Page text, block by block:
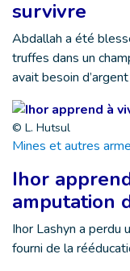
survivre
Abdallah a été
truffes dans un
avait besoin
© L. Hutsul
Mines et autres
Ihor
amputation
Ihor Lashyn a perdu
fourni de la